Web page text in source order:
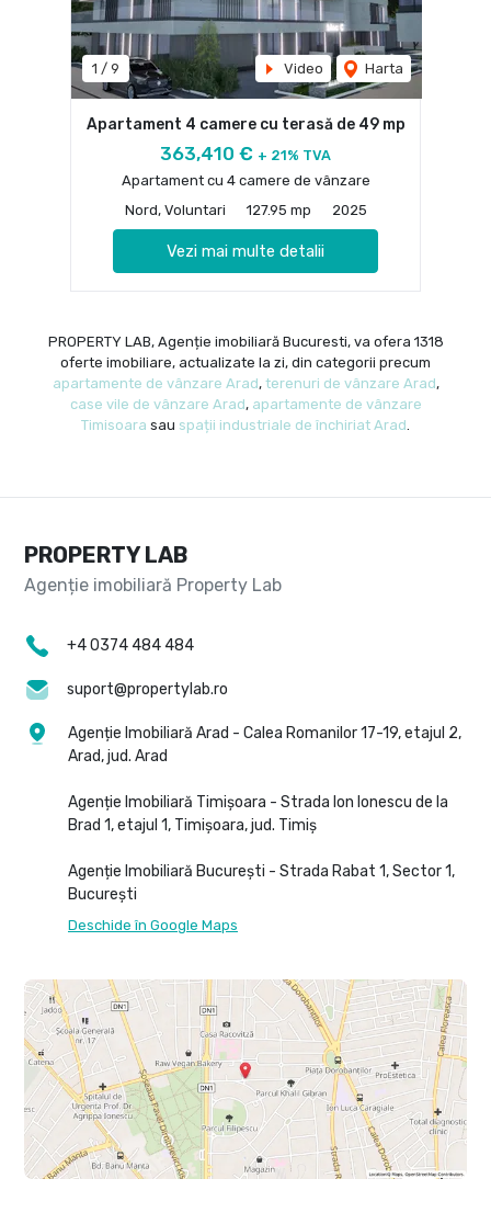
1 / 9 Video Harta
Apartament 4 camere cu terasă de 49 mp
363,410 € + 21% TVA
Apartament cu 4 camere de vânzare
Nord, Voluntari
127.95 mp 2025
Vezi mai multe detalii
PROPERTY LAB, Agenție imobiliară Bucuresti, va ofera 1318
oferte imobiliare, actualizate la zi, din categorii precum
apartamente de vânzare Arad, terenuri de vânzare Arad,
case vile de vânzare Arad, apartamente de vânzare
Timisoara sau spații industriale de închiriat Arad
PROPERTY LAB
+4 0374 484 484
suport@propertylab.ro
Agenție Imobiliară Arad - Calea Romanilor 17-19, etajul 2,
Arad, jud. Arad
Agenție Imobiliară Timișoara - Strada Ion Ionescu de la
Brad 1, etajul 1, Timișoara, jud. Timiș
Agenție Imobiliară București - Strada Rabat 1, Sector 1,
București
Deschide în Google Maps